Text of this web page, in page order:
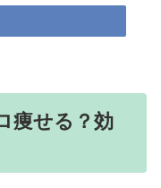
痩せる？効